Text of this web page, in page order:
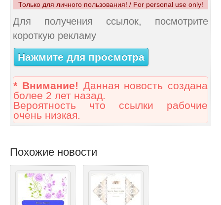
Только для личного пользования! / For personal use only!
Для получения ссылок, посмотрите
короткую рекламу
Нажмите для просмотра
* Внимание! Данная новость создана
более 2 лет назад.
Вероятность что ссылки рабочие
очень низкая.
Похожие новости